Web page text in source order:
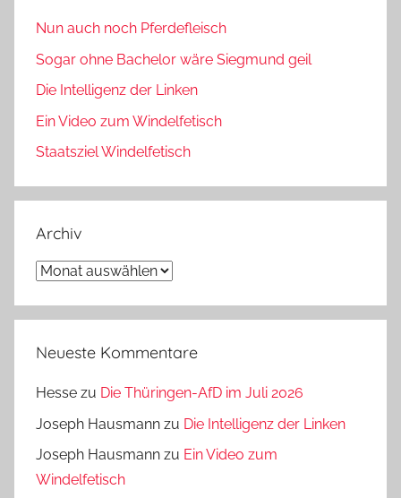
Nun auch noch Pferdefleisch
Sogar ohne Bachelor wäre Siegmund geil
Die Intelligenz der Linken
Ein Video zum Windelfetisch
Staatsziel Windelfetisch
Archiv
Archiv
Neueste Kommentare
Hesse zu Die Thüringen-AfD im Juli 2026
Joseph Hausmann zu Die Intelligenz der Linken
Joseph Hausmann zu Ein Video zum
Windelfetisch